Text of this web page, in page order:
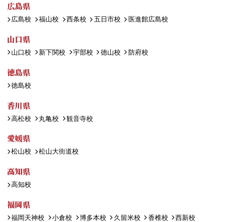
広島県
広島校 福山校 西条校 五日市校 医進館広島校
山口県
山口校 新下関校 宇部校 徳山校 防府校
徳島県
徳島校
香川県
高松校 丸亀校 観音寺校
愛媛県
松山校 松山大街道校
高知県
高知校
福岡県
福岡天神校 小倉校 博多本校 久留米校 香椎校
西新校